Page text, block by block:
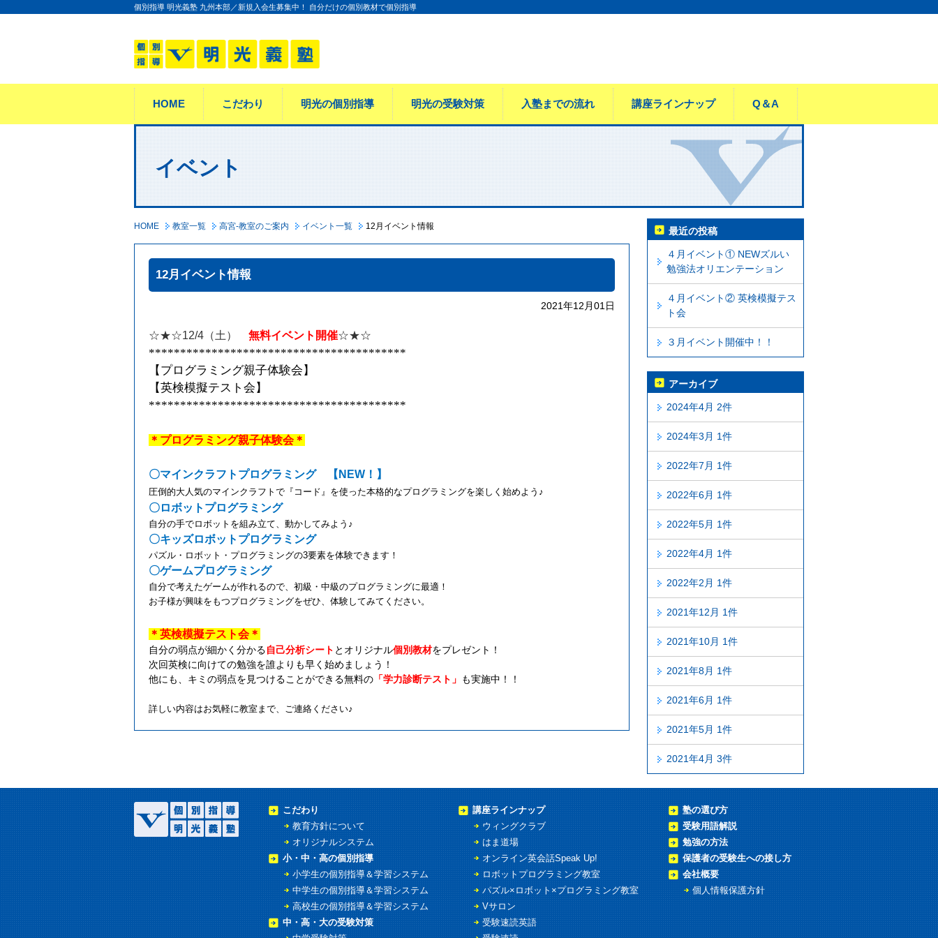
個別指導 明光義塾 九州本部／新規入会生募集中！ 自分だけの個別教材で個別指導
HOME こだわり 明光の個別指導 明光の受験対策 入塾までの流れ 講座ラインナップ Q＆A
イベント
HOME 教室一覧 高宮-教室のご案内 イベント一覧 12月イベント情報
12月イベント情報
2021年12月01日
☆★☆12/4 （土） 無料イベント開催☆★☆
*****************************************
【プログラミング親子体験会】
【英検模擬テスト会】
*****************************************
＊プログラミング親子体験会＊
〇マインクラフトプログラミング 【 NEW ！】
圧倒的大人気のマインクラフトで『コード』を使った本格的なプログラミングを楽しく始めよう♪
〇ロボットプログラミング
自分の手でロボットを組み立て、動かしてみよう♪
〇キッズロボットプログラミング
パズル・ロボット・プログラミングの3要素を体験できます！
〇ゲームプログラミング
自分で考えたゲームが作れるので、初級・中級のプログラミングに最適！
お子様が興味をもつプログラミングをぜひ、体験してみてください。
＊英検模擬テスト会＊
自分の弱点が細かく分かる 自己分析シート とオリジナル個別教材をプレゼント！
次回英検に向けての勉強を誰よりも早く始めましょう！
他にも、キミの弱点を見つけることができる無料の 「学力診断テスト」 も実施中！！
詳しい内容はお気軽に教室まで、ご連絡ください♪
最近の投稿
４月イベント① NEWズルい
勉強法オリエンテーション
４月イベント② 英検模擬テス
ト会
３月イベント開催中！！
アーカイブ
2024年4月 2件
2024年3月 1件
2022年7月 1件
2022年6月 1件
2022年5月 1件
2022年4月 1件
2022年2月 1件
2021年12月 1件
2021年10月 1件
2021年8月 1件
2021年6月 1件
2021年5月 1件
2021年4月 3件
こだわり
教育方針について
オリジナルシステム
小・中・高の個別指導
小学生の個別指導＆学習システム
中学生の個別指導＆学習システム
高校生の個別指導＆学習システム
中・高・大の受験対策
講座ラインナップ
ウィングクラブ
はま道場
オンライン英会話Speak Up!
ロボットプログラミング教室
パズル×ロボット×プログラミング教室
Vサロン
受験速読英語
塾の選び方
受験用語解説
勉強の方法
保護者の受験生への接し方
会社概要
個人情報保護方針